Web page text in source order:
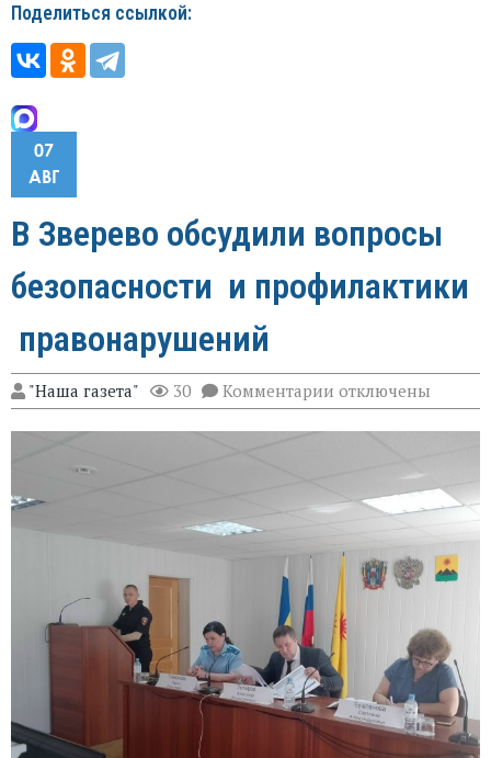
Поделиться ссылкой:
07
АВГ
В Зверево обсудили вопросы
безопасности и профилактики
правонарушений
"Наша газета" 30 Комментарии к
записи
В
безопасности
профилактики
правонарушений
отключены